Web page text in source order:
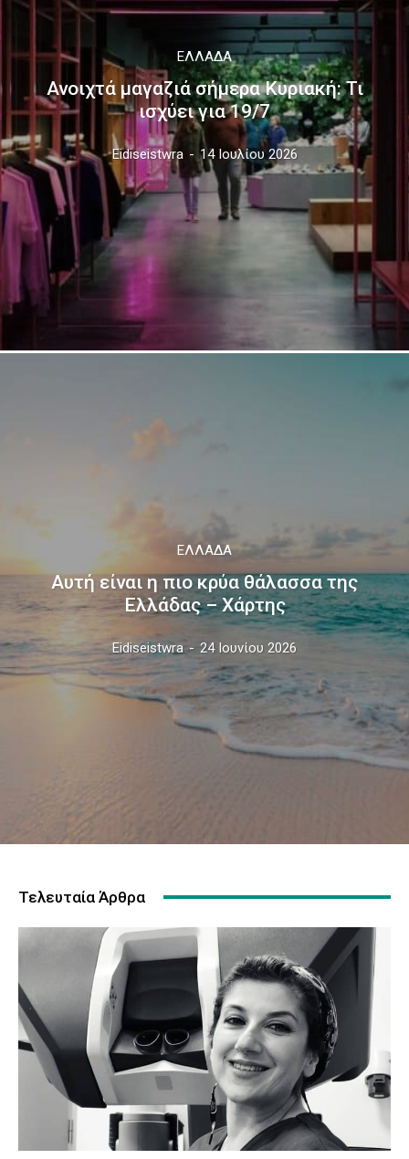
ΕΛΛΆΔΑ
Ανοιχτά μαγαζιά σήμερα Κυριακή: Τι
ισχύει για 19/7
Eidiseistwra - 14 Ιουλίου 2026
ΕΛΛΆΔΑ
Αυτή είναι η πιο κρύα θάλασσα της
Ελλάδας – Χάρτης
Eidiseistwra - 24 Ιουνίου 2026
Τελευταία Άρθρα